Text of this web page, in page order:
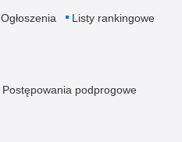
Ogłoszenia
Listy rankingowe
Postępowania podprogowe